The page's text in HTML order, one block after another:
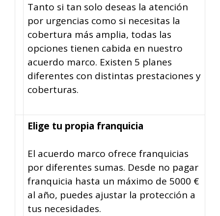
Tanto si tan solo deseas la atención
por urgencias como si necesitas la
cobertura más amplia, todas las
opciones tienen cabida en nuestro
acuerdo marco. Existen 5 planes
diferentes con distintas prestaciones y
coberturas.
Elige tu propia franquicia
El acuerdo marco ofrece franquicias
por diferentes sumas. Desde no pagar
franquicia hasta un máximo de 5000 €
al año, puedes ajustar la protección a
tus necesidades.